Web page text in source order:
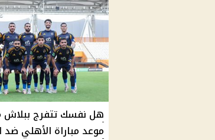
هل نفسك تتفرج
موعد مباراة الأهلي